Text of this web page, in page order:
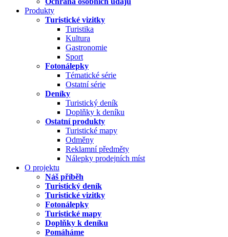
Produkty
Turistické vizitky
Turistika
Kultura
Gastronomie
Sport
Fotonálepky
Tématické série
Ostatní série
Deníky
Turistický deník
Doplňky k deníku
Ostatní produkty
Turistické mapy
Odměny
Reklamní předměty
Nálepky prodejních míst
O projektu
Náš příběh
Turistický deník
Turistické vizitky
Fotonálepky
Turistické mapy
Doplňky k deníku
Pomáháme